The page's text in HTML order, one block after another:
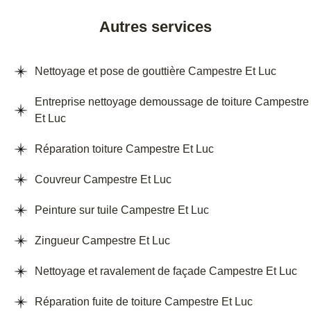
Autres services
Nettoyage et pose de gouttière Campestre Et Luc
Entreprise nettoyage demoussage de toiture Campestre
Et Luc
Réparation toiture Campestre Et Luc
Couvreur Campestre Et Luc
Peinture sur tuile Campestre Et Luc
Zingueur Campestre Et Luc
Nettoyage et ravalement de façade Campestre Et Luc
Réparation fuite de toiture Campestre Et Luc